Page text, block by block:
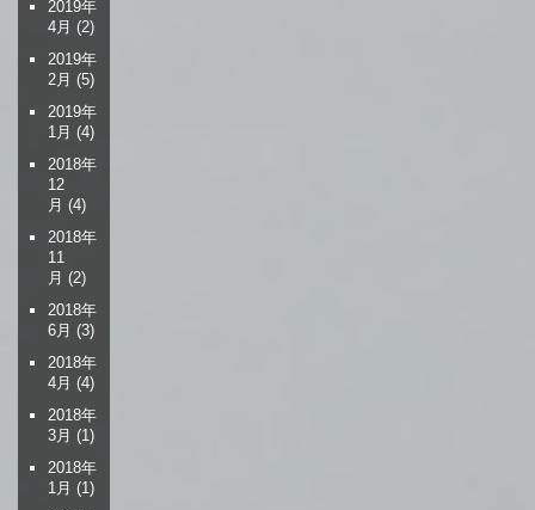
2019年
4月 (2)
2019年
2月 (5)
2019年
1月 (4)
2018年
12
月 (4)
2018年
11
月 (2)
2018年
6月 (3)
2018年
4月 (4)
2018年
3月 (1)
2018年
1月 (1)